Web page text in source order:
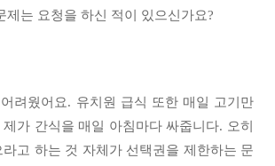
제는 요청을 하신 적이 있으신가요?
려웠어요. 유치원 급식 또한 매일 고기만
가 간식을 매일 아침마다 싸줍니다. 오히
고 하는 것 자체가 선택권을 제한하는 문